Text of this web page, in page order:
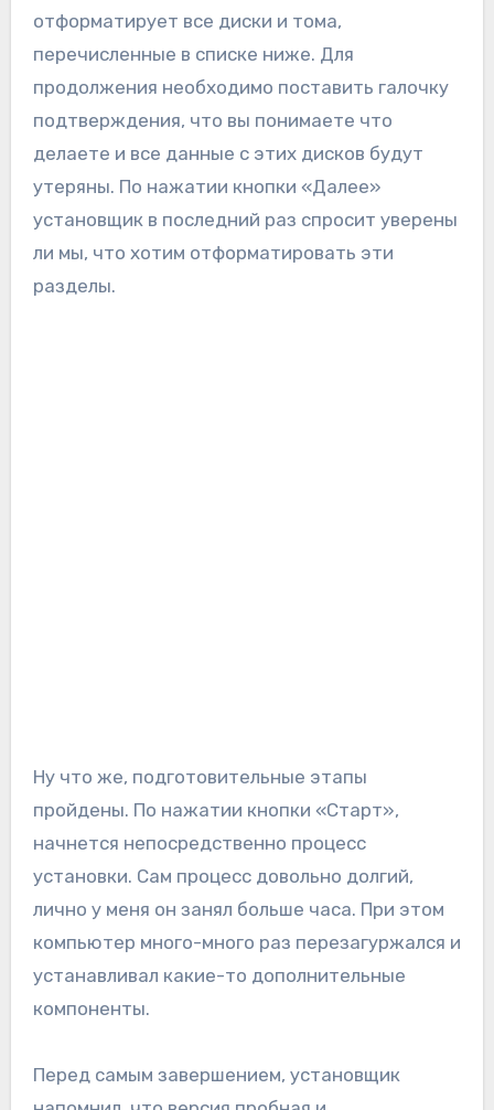
отформатирует все диски и тома,
перечисленные в списке ниже. Для
продолжения необходимо поставить галочку
подтверждения, что вы понимаете что
делаете и все данные с этих дисков будут
утеряны. По нажатии кнопки «Далее»
установщик в последний раз спросит уверены
ли мы, что хотим отформатировать эти
разделы.
Ну что же, подготовительные этапы
пройдены. По нажатии кнопки «Старт»,
начнется непосредственно процесс
установки. Сам процесс довольно долгий,
лично у меня он занял больше часа. При этом
компьютер много-много раз перезагуржался и
устанавливал какие-то дополнительные
компоненты.
Перед самым завершением, установщик